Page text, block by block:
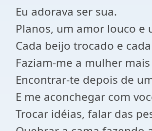
Eu adorava ser sua.
Planos, um amor louco e
Cada beijo trocado e
Faziam-me a mulher
Encontrar-te depois de
E me aconchegar com
Trocar idéias, falar das